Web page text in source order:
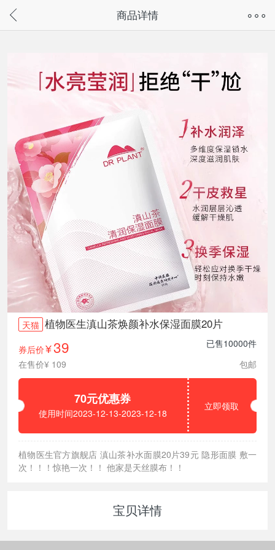
请通过微信或支付宝搜“奇兔客小程序”访问
商品详情
天猫 植物医生滇山茶焕颜补水保湿面膜20片
券后价¥39
已售10000件
在售价¥ 109
包邮
70元优惠券
使用时间2023-12-13-2023-12-18
立即领取
植物医生官方旗舰店 滇山茶补水面膜20片39元 隐形面膜 敷一
次！！！惊艳一次！！ 他家是天丝膜布！！
宝贝详情